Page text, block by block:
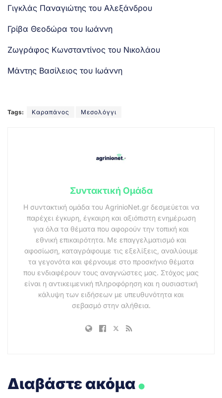
Γιγκλάς Παναγιώτης του Αλεξάνδρου
Γρίβα Θεοδώρα του Ιωάννη
Ζωγράφος Κωνσταντίνος του Νικολάου
Μάντης Βασίλειος του Ιωάννη
Tags: Καραπάνος Μεσολόγγι
Συντακτική Ομάδα
Η συντακτική ομάδα του AgrinioNet.gr δεσμεύεται να
παρέχει έγκυρη, έγκαιρη και αξιόπιστη ενημέρωση
για όλα τα θέματα που αφορούν την τοπική και
εθνική επικαιρότητα. Με επαγγελματισμό και
αφοσίωση, καταγράφουμε τις εξελίξεις, αναλύουμε
τα γεγονότα και φέρνουμε στο προσκήνιο θέματα
που ενδιαφέρουν τους αναγνώστες μας. Στόχος μας
είναι η αντικειμενική πληροφόρηση και η ουσιαστική
κάλυψη των ειδήσεων με υπευθυνότητα και
σεβασμό στην αλήθεια.
Διαβάστε ακόμα.